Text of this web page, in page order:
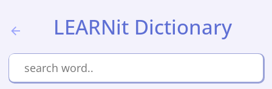
LEARNit Dictionary